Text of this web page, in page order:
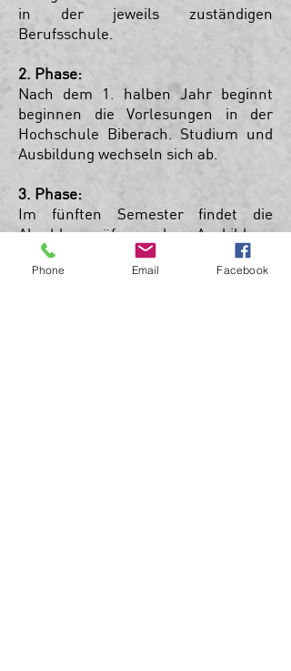
in der jeweils zuständigen
Berufsschule.
2. Phase:
Nach dem 1. halben Jahr beginnt
beginnen die Vorlesungen in der
Hochschule Biberach. Studium und
Ausbildung wechseln sich ab.
3. Phase:
Im fünften Semester findet die
Abschlussprüfung der Ausbildung
vor der IHK statt, danach kann sich
voll auf die letzten beiden Semester
Phone Email Facebook